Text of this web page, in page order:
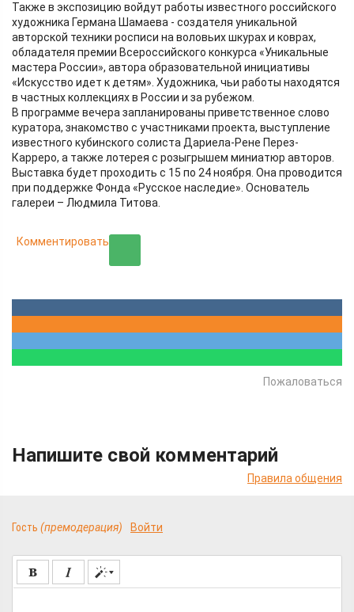
Также в экспозицию войдут работы известного российского
художника Германа Шамаева - создателя уникальной
авторской техники росписи на воловьих шкурах и коврах,
обладателя премии Всероссийского конкурса «Уникальные
мастера России», автора образовательной инициативы
«Искусство идет к детям». Художника, чьи работы находятся
в частных коллекциях в России и за рубежом.
В программе вечера запланированы приветственное слово
куратора, знакомство с участниками проекта, выступление
известного кубинского солиста Дариела-Рене Перез-
Карреро, а также лотерея с розыгрышем миниатюр авторов.
Выставка будет проходить с 15 по 24 ноября. Она проводится
при поддержке Фонда «Русское наследие». Основатель
галереи – Людмила Титова.
Комментировать
Пожаловаться
Напишите свой комментарий
Правила общения
Гость (премодерация) Войти